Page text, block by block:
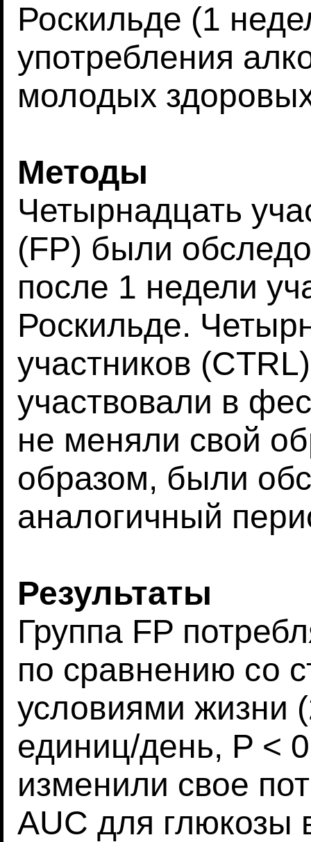
Роскильде (1
употребления
молодых
Методы
Четырнадцать
(FP) были
после 1 недели
Роскильде.
участников
участвовали в
не меняли свой
образом, были
аналогичный
Результаты
Группа FP
по сравнению со
условиями жизни
единиц/день, P <
изменили свое
AUC для глюкозы